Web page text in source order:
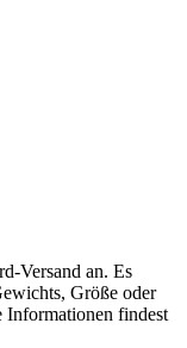
Versand an. Es
Größe oder
Informationen findest